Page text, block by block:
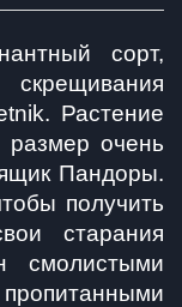
сорт,
скрещивания
Растение
очень
Пандоры.
получить
старания
смолистыми